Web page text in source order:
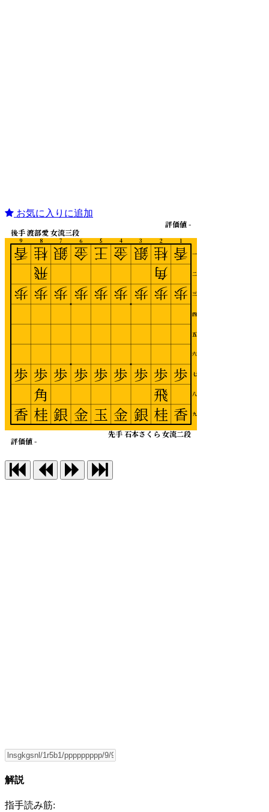
お気に入りに追加
1
2
3
4
5
6
7
8
9
一
二
三
四
五
六
七
八
九
先手 石本さくら 女流二段
後手 渡部愛 女流三段
評価値 -
評価値 -
香
歩
歩
香
桂
角
歩
歩
飛
桂
銀
歩
歩
銀
金
歩
歩
金
王
歩
歩
玉
金
歩
歩
金
銀
歩
歩
銀
桂
飛
歩
歩
角
桂
香
歩
歩
香
解説
指手読み筋: